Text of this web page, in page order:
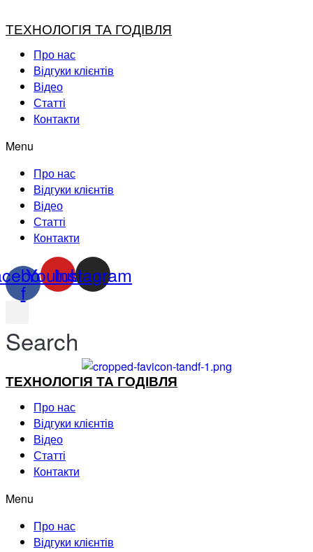
ТЕХНОЛОГІЯ ТА ГОДІВЛЯ
Про нас
Відгуки клієнтів
Відео
Статті
Контакти
Menu
Про нас
Відгуки клієнтів
Відео
Статті
Контакти
f
Youtube
Instagram
Search
ТЕХНОЛОГІЯ ТА ГОДІВЛЯ
Про нас
Відгуки клієнтів
Відео
Статті
Контакти
Menu
Про нас
Відгуки клієнтів